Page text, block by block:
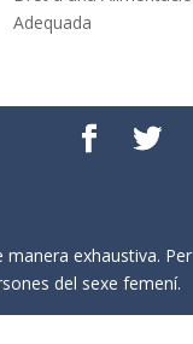
Adequada
exhaustiva. Per
del sexe femení.